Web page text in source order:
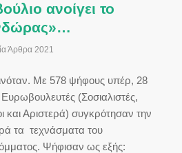
ανοίγει το
Άρθρα 2021
Με 578 ψήφους υπέρ, 28
(Σοσιαλιστές,
και Αριστερά) συγκρότησαν την
τα τεχνάσματα του
Ψήφισαν ως εξής: